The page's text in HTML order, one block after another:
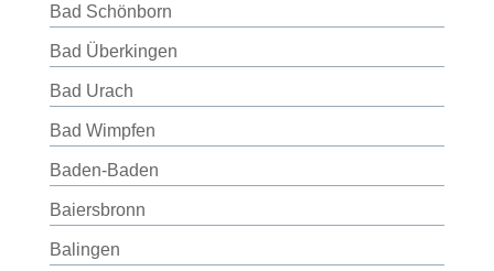
Bad Schönborn
Bad Überkingen
Bad Urach
Bad Wimpfen
Baden-Baden
Baiersbronn
Balingen